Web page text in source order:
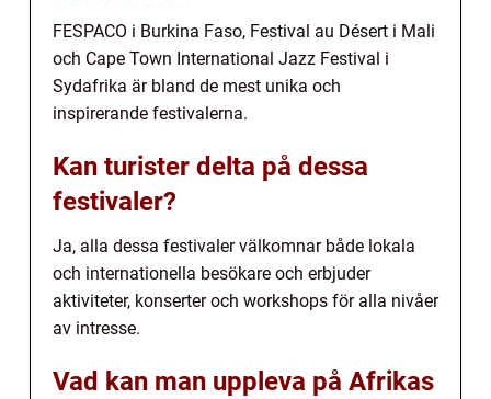
FESPACO i Burkina Faso, Festival au Désert i Mali
och Cape Town International Jazz Festival i
Sydafrika är bland de mest unika och
inspirerande festivalerna.
Kan turister delta på dessa
festivaler?
Ja, alla dessa festivaler välkomnar både lokala
och internationella besökare och erbjuder
aktiviteter, konserter och workshops för alla nivåer
av intresse.
Vad kan man uppleva på Afrikas